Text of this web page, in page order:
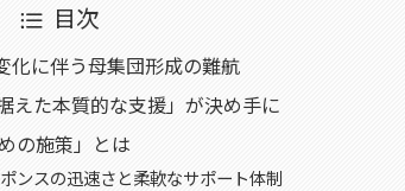
目次
化に伴う母集団形成の難航
えた本質的な支援」が決め手に
の施策」とは
ンスの迅速さと柔軟なサポート体制